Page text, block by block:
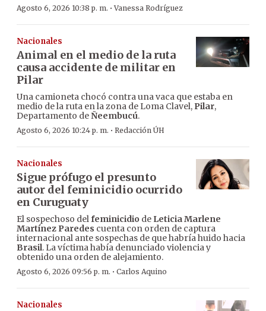
Agosto 6, 2026 10:38 p. m. ·Vanessa Rodríguez
Nacionales
Animal en el medio de la ruta
causa accidente de militar en
Pilar
Una camioneta chocó contra una vaca que estaba en
medio de la ruta en la zona de Loma Clavel, Pilar,
Departamento deÑeembucú.
Agosto 6, 2026 10:24 p. m. · Redacción ÚH
Nacionales
Sigue prófugo el presunto
autor del feminicidio ocurrido
en Curuguaty
El sospechoso delfeminicidio de Leticia Marlene
Martínez Paredes cuenta con orden de captura
internacional ante sospechas de que habría huido hacia
Brasil. La víctima había denunciado violencia y
obtenido una orden de alejamiento.
Agosto 6, 2026 09:56 p. m. · Carlos Aquino
Nacionales